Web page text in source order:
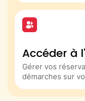
Accéder à
Gérer vos
démarches sur